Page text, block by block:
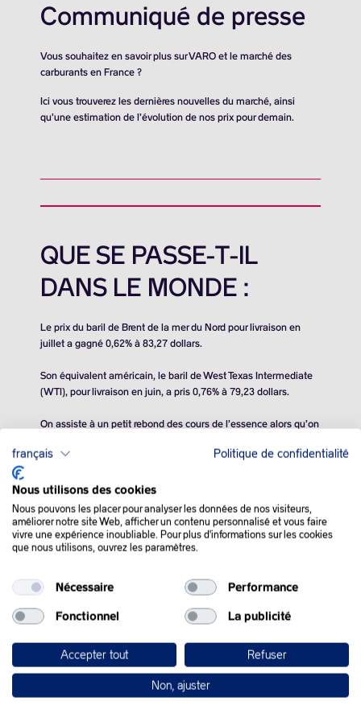
Communiqué de presse
Vous souhaitez en savoir plus sur VARO et le marché des
carburants en France ?
Ici vous trouverez les dernières nouvelles du marché, ainsi
qu’une estimation de l’évolution de nos prix pour demain.
QUE SE PASSE-T-IL
DANS LE MONDE :
Le prix du baril de Brent de la mer du Nord pour livraison en
juillet a gagné 0,62% à 83,27 dollars.
Son équivalent américain, le baril de West Texas Intermediate
(WTI), pour livraison en juin, a pris 0,76% à 79,23 dollars.
On assiste à un petit rebond des cours de l’essence alors qu’on
viennent, avec notamment l’arrivée toute proche du long
la saison des déplacements aux Etats-Unis.
L’élan des cours a aussi été porté par la réduction des réserves
américaines annoncée mercredi, les stocks de brut ayant
diminué de2,5 millions de barilslors de la semaine achevée le
(EIA).
En outre, les différents indicateurs publiés jeudi ont dressé un
hebdomadaires d’allocations chômage ont reculé, montrant
que le marché de l’emploi est encore tendu. Et si les prix à
l’importation ont fortement grimpé (+0,9% en avril), la
surchauffe a été compensée par une production industrielle en
français Politique de confidentialité
Nous utilisons des cookies
Nous pouvons les placer pour analyser les données de nos visiteurs,
améliorer notre site Web, afficher un contenu personnalisé et vous faire
vivre une expérience inoubliable. Pour plus d'informations sur les cookies
que nous utilisons, ouvrez les paramètres.
Nécessaire Performance
Fonctionnel La publicité
Accepter tout Refuser
Non, ajuster